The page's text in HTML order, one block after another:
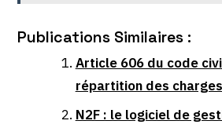
Publications Similaires :
Article 606 du code
répartition des
N2F : le logiciel de